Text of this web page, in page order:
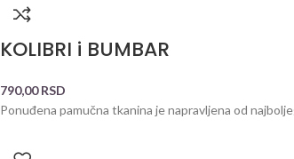
KOLIBRI i BUMBAR
790,00RSD
Ponuđena pamučna tkanina je napravljena od